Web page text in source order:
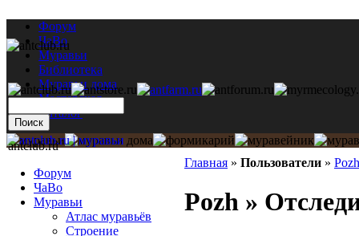
Форум
ЧаВо
Муравьи
Библиотека
Муравьи дома
Мастерская
Каталог
Главная » Пользователи » Pozh
Pozh »
antclub.ru
Форум
ЧаВо
Муравьи
Атлас муравьёв
Строение